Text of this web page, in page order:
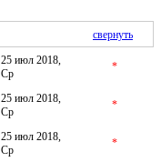
свернуть
25 июл 2018,
Ср
*
25 июл 2018,
Ср
*
25 июл 2018,
Ср
*